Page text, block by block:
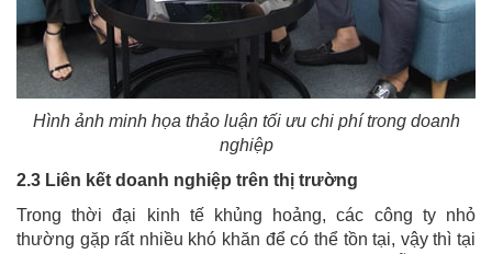
Hình ảnh minh họa thảo luận tối ưu chi phí trong doanh
nghiệp
2.3 Liên kết doanh nghiệp trên thị trường
Trong thời đại kinh tế khủng hoảng, các công ty nhỏ
thường gặp rất nhiều khó khăn để có thể tồn tại, vậy thì tại